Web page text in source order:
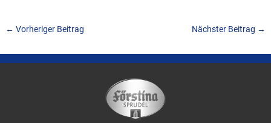
← Vorheriger Beitrag Nächster Beitrag →